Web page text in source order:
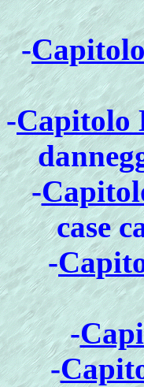
-
-Capitolo
-
case
-
-
-